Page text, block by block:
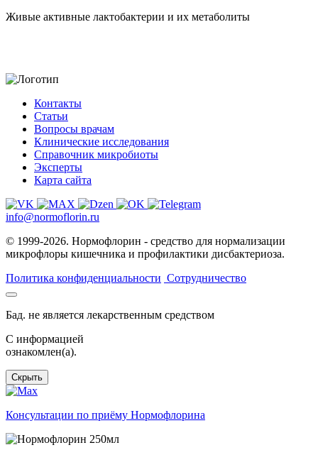
Живые активные лактобактерии и их метаболиты
Контакты
Статьи
Вопросы врачам
Клинические исследования
Справочник микробиоты
Эксперты
Карта сайта
info@normoflorin.ru
© 1999-2026. Нормофлорин - средство для нормализации
микрофлоры кишечника и профилактики дисбактериоза.
Политика конфиденциальности Сотрудничество
Бад. не является лекарственным средством
C информацией
ознакомлен(а).
Скрыть
Консультации по приёму Нормофлорина